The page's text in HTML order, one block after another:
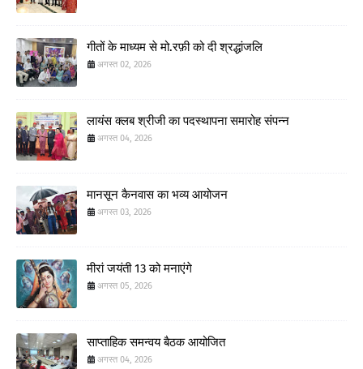
गीतों के माध्यम से मो.रफ़ी को दी श्रद्धांजलि
अगस्त 02, 2026
लायंस क्लब श्रीजी का पदस्थापना समारोह संपन्न
अगस्त 04, 2026
मानसून कैनवास का भव्य आयोजन
अगस्त 03, 2026
मीरां जयंती 13 को मनाएंगे
अगस्त 05, 2026
साप्ताहिक समन्वय बैठक आयोजित
अगस्त 04, 2026